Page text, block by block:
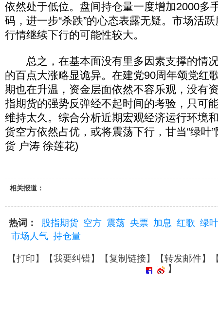
依然处于低位。盘间持仓量一度增加2000多
码，进一步“杀跌”的心态表露无疑。市场活
行情继续下行的可能性较大。
总之，在基本面没有里多因素支撑的情
的百点大涨略显诡异。在建党90周年颂党红
期也在升温，资金层面依然不容乐观，没有
指期货的强势反弹经不起时间的考验，只可
维持太久。综合分析近期宏观经济运行环境
货空方依然占优，或将震荡下行，甘当“绿叶”
货 户涛 徐莲花)
相关报道：
热词： 股指期货 空方 震荡 央票 加息 红歌 绿叶
市场人气 持仓量
【打印】【我要纠错】【复制链接】【转发邮件】
】